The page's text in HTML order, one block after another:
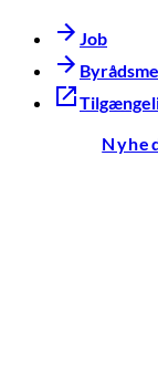
Job